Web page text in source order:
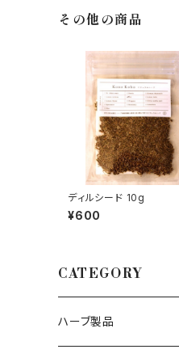
その他の商品
ディルシード 10g
¥600
CATEGORY
ハーブ製品